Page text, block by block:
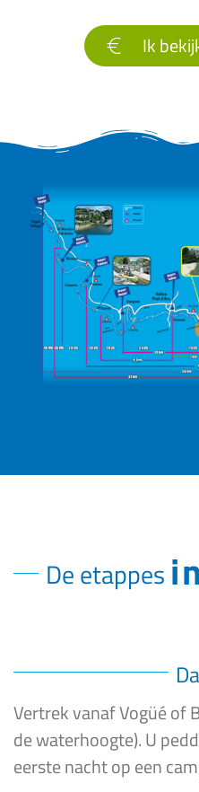
Ik
De etappes
Vertrek vanaf Vogüé of
de waterhoogte). U
eerste nacht op een